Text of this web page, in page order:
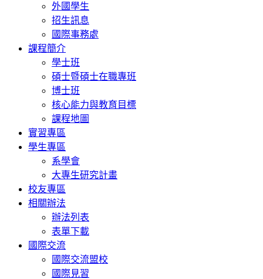
外國學生
招生訊息
國際事務處
課程簡介
學士班
碩士暨碩士在職專班
博士班
核心能力與教育目標
課程地圖
實習專區
學生專區
系學會
大專生研究計畫
校友專區
相關辦法
辦法列表
表單下載
國際交流
國際交流盟校
國際見習